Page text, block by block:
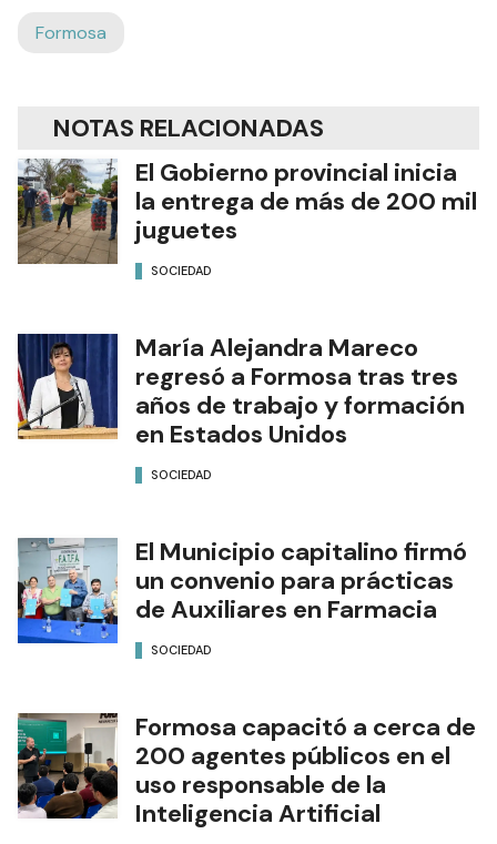
Formosa
NOTAS RELACIONADAS
El Gobierno provincial inicia
la entrega de más de 200 mil
juguetes
SOCIEDAD
María Alejandra Mareco
regresó a Formosa tras tres
años de trabajo y formación
en Estados Unidos
SOCIEDAD
El Municipio capitalino firmó
un convenio para prácticas
de Auxiliares en Farmacia
SOCIEDAD
Formosa capacitó a cerca de
200 agentes públicos en el
uso responsable de la
Inteligencia Artificial